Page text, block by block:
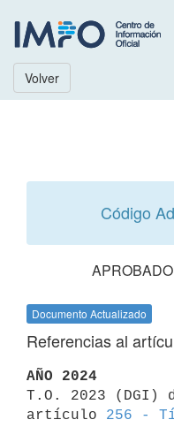
Volver
Código
Documento Actualizado
Referencias al
AÑO 2024
T.O. 2023 (DGI)
artículo 256 -